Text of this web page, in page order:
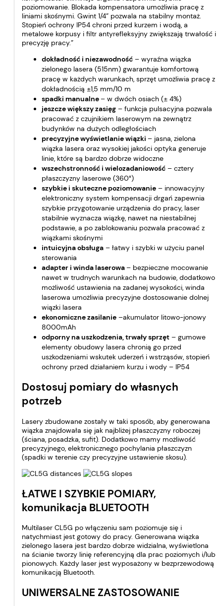
poziomowanie. Blokada kompensatora umożliwia pracę z
liniami skośnymi. Gwint 1/4” pozwala na stabilny montaż.
Stopień ochrony IP54 chroni przed kurzem i wodą, a
metalowe korpusy i filtr antyrefleksyjny zwiększają trwałość i
precyzję pracy.”
dokładność i niezawodność – wyraźna wiązka
zielonego lasera (515nm) gwarantuje komfortową
pracę w każdych warunkach, sprzęt umożliwia pracę z
dokładnością ±1,5 mm/10 m
spadki manualne– w dwóch osiach (± 4%)
jeszcze większy zasięg – funkcja pulsacyjna pozwala
pracować z czujnikiem laserowym na zewnątrz
budynków na dużych odległościach
precyzyjne wyświetlanie wiązki – jasna, zielona
wiązka lasera oraz wysokiej jakości optyka generuje
linie, które są bardzo dobrze widoczne
wszechstronność i wielozadaniowość – cztery
płaszczyzny laserowe (360°)
szybkie i skuteczne poziomowanie – innowacyjny
elektroniczny system kompensacji drgań zapewnia
szybkie przygotowanie urządzenia do pracy, laser
stabilnie wyznacza wiązkę, nawet na niestabilnej
podstawie, a po zablokowaniu pozwala pracować z
wiązkami skośnymi
intuicyjna obsługa – łatwy i szybki w użyciu panel
sterowania
adapter i winda laserowa– bezpieczne mocowanie
nawet w trudnych warunkach na budowie, dodatkowo
możliwość ustawienia na zadanej wysokości, winda
laserowa umożliwia precyzyjne dostosowanie dolnej
wiązki lasera
ekonomiczne zasilanie –akumulator litowo-jonowy
8000mAh
odporny na uszkodzenia, trwały sprzęt – gumowe
elementy obudowy lasera chronią go przed
uszkodzeniami wskutek uderzeń i wstrząsów, stopień
ochrony przed działaniem kurzu i wody – IP54
Dostosuj pomiary do własnych
potrzeb
Lasery zbudowane zostały w taki sposób, aby generowana
wiązka znajdowała się jak najbliżej płaszczyzny roboczej
(ściana, posadzka, sufit). Dodatkowo mamy możliwość
precyzyjnego, elektronicznego pochylania płaszczyzn
(spadki w terenie czy precyzyjne ustawienie skosu).
ŁATWE I SZYBKIE POMIARY,
komunikacja BLUETOOTH
Multilaser CL5G po włączeniu sam poziomuje się i
natychmiast jest gotowy do pracy. Generowana wiązka
zielonego lasera jest bardzo dobrze widzialna, wyświetlona
na ścianie tworzy linię referencyjną dla prac poziomych i/lub
pionowych. Każdy laser jest wyposażony w bezprzewodową
komunikacją Bluetooth.
UNIWERSALNE ZASTOSOWANIE